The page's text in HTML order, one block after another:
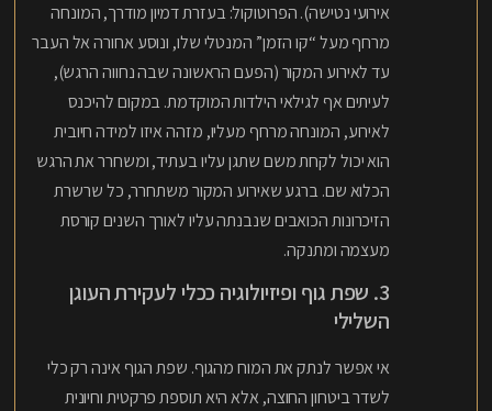
אירועי נטישה). הפרוטוקול: בעזרת דמיון מודרך, המונחה
מרחף מעל “קו הזמן” המנטלי שלו, ונוסע אחורה אל העבר
עד לאירוע המקור (הפעם הראשונה שבה נחווה הרגש),
לעיתים אף לגילאי הילדות המוקדמת. במקום להיכנס
לאירוע, המונחה מרחף מעליו, מזהה איזו למידה חיובית
הוא יכול לקחת משם שתגן עליו בעתיד, ומשחרר את הרגש
הכלוא שם. ברגע שאירוע המקור משתחרר, כל שרשרת
הזיכרונות הכואבים שנבנתה עליו לאורך השנים קורסת
מעצמה ומתנקה.
3. שפת גוף ופיזיולוגיה ככלי לעקירת העוגן
השלילי
אי אפשר לנתק את המוח מהגוף. שפת הגוף אינה רק כלי
לשדר ביטחון החוצה, אלא היא תוספת פרקטית וחיונית